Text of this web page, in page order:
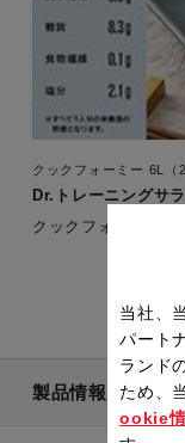
クックフォーミー 6L（
Dr.トレーニングサ
クックフォーミーで
製品情報
当社、
パート
ランド
ため、
ookie